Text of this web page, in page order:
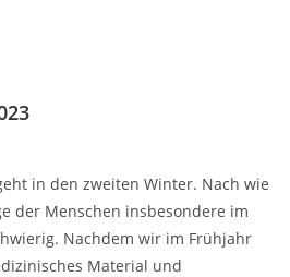
in den zweiten Winter. Nach wie
der Menschen insbesondere im
Nachdem wir im Frühjahr
Material und